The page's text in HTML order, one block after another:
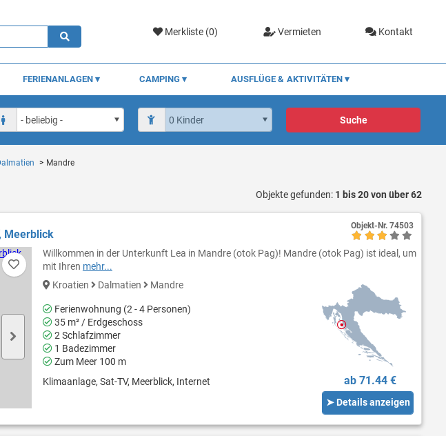
Merkliste (0) Vermieten Kontakt
FERIENANLAGEN CAMPING AUSFLÜGE & AKTIVITÄTEN
Suche
Mandre
Objekte gefunden: 1 bis 20 von über 62
Meerblick
Willkommen in der Unterkunft Lea in Mandre (otok Pag)! Mandre (otok Pag) ist ideal, um
mit Ihren mehr...
Kroatien
Dalmatien Mandre
Ferienwohnung (2 - 4 Personen)
35 m² / Erdgeschoss
2 Schlafzimmer
1 Badezimmer
Zum Meer 100 m
Klimaanlage, Sat-TV, Meerblick, Internet
ab 71.44 €
➤ Details anzeigen
Objekt-Nr. 74503